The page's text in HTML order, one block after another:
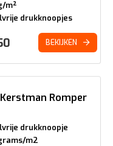
m²
drukknoopjes
BEKIJKEN
Romper
drukknoopje
m2